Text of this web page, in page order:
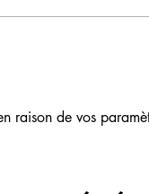
raison de vos